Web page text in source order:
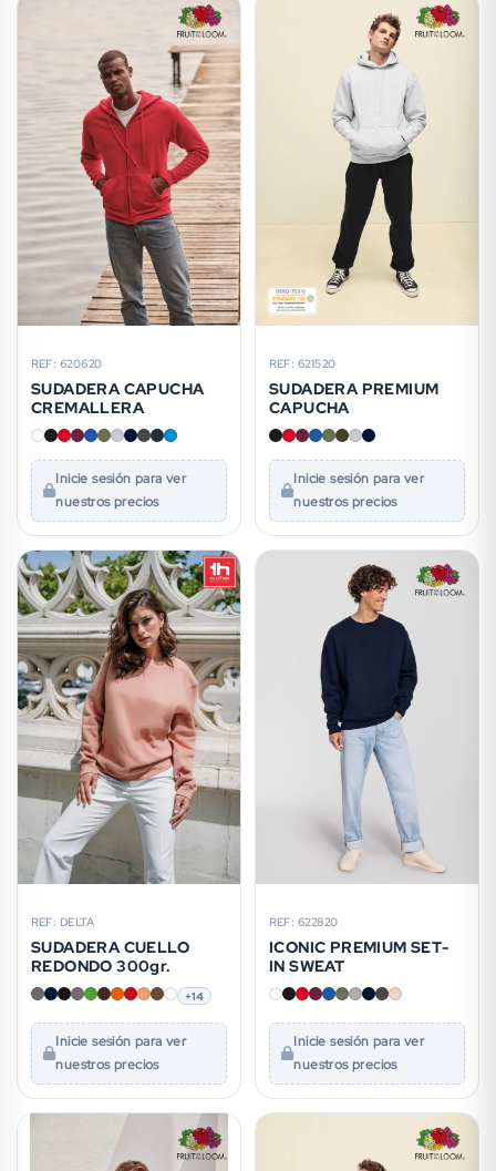
REF: 620620
SUDADERA CAPUCHA
CREMALLERA
Inicie sesión para ver
nuestros precios
REF: 621520
SUDADERA PREMIUM
CAPUCHA
Inicie sesión para ver
nuestros precios
REF: DELTA
SUDADERA CUELLO
REDONDO 300gr.
+14
Inicie sesión para ver
nuestros precios
REF: 622820
ICONIC PREMIUM SET-
IN SWEAT
Inicie sesión para ver
nuestros precios